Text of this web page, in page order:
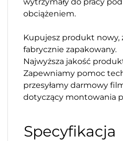
obciążeniem.
Kupujesz produkt nowy,
fabrycznie zapakowany.
Najwyższa jakość
Zapewniamy pomoc
przesyłamy darmowy
dotyczący montowania
Specyfikacja